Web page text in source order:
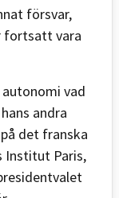
försvar,
fortsatt vara
vad
andra
det franska
Institut Paris,